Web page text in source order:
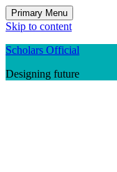
Primary Menu
Skip to content
Scholars Official
Designing future